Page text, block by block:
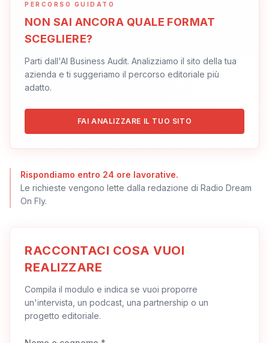
PERCORSO GUIDATO
NON SAI ANCORA QUALE FORMAT
SCEGLIERE?
Parti dall'AI Business Audit. Analizziamo il sito della tua
azienda e ti suggeriamo il percorso editoriale più
adatto.
FAI ANALIZZARE IL TUO SITO
Rispondiamo entro 24 ore lavorative.
Le richieste vengono lette dalla redazione di Radio Dream
On Fly.
RACCONTACI COSA VUOI
REALIZZARE
Compila il modulo e indica se vuoi proporre
un'intervista, un podcast, una partnership o un
progetto editoriale.